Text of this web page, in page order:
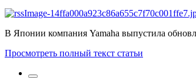
В Японии компания Yamaha выпустила
Просмотреть полный текст статьи